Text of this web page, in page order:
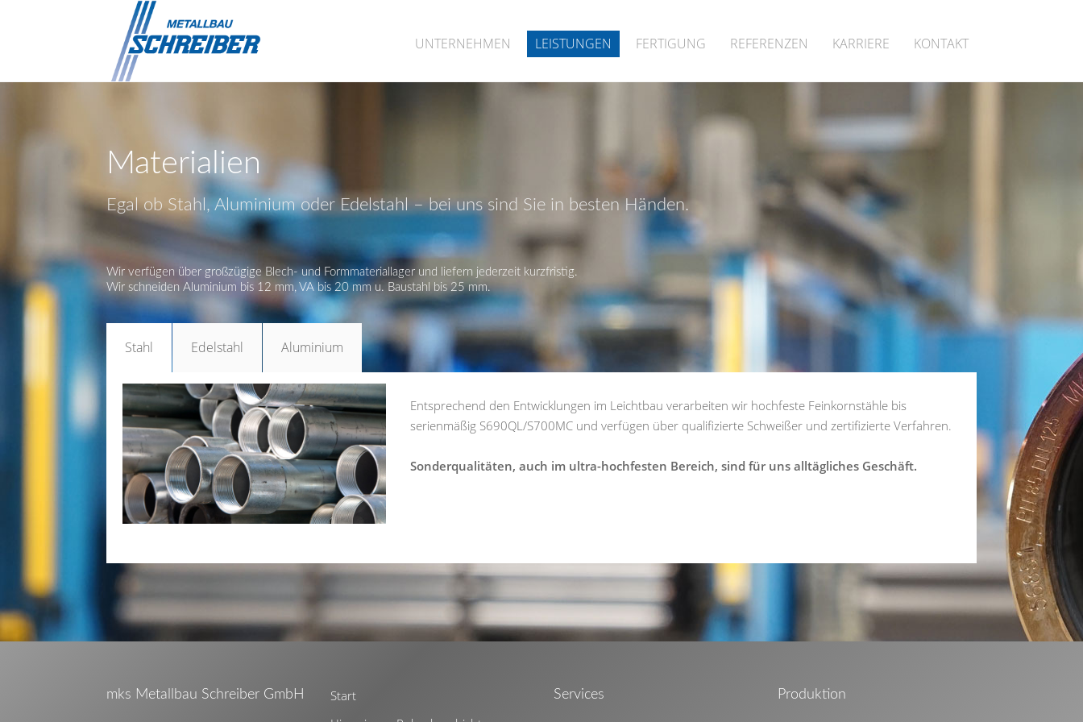
UNTERNEHMEN LEISTUNGEN FERTIGUNG REFERENZEN KARRIERE KONTAKT
Materialien
Egal ob Stahl, Aluminium oder Edelstahl – bei uns sind Sie in besten Händen.
Wir verfügen über großzügige Blech- und Formmateriallager und liefern jederzeit kurzfristig.
Wir schneiden Aluminium bis 12 mm, VA bis 20 mm u. Baustahl bis 25 mm.
Stahl Edelstahl Aluminium
Entsprechend den Entwicklungen im Leichtbau verarbeiten wir hochfeste Feinkornstähle bis
serienmäßig S690QL/S700MC und verfügen über qualifizierte Schweißer und zertifizierte Verfahren.
Sonderqualitäten, auch im ultra-hochfesten Bereich, sind für uns alltägliches Geschäft.
mks Metallbau Schreiber GmbH
Start
Services Produktion